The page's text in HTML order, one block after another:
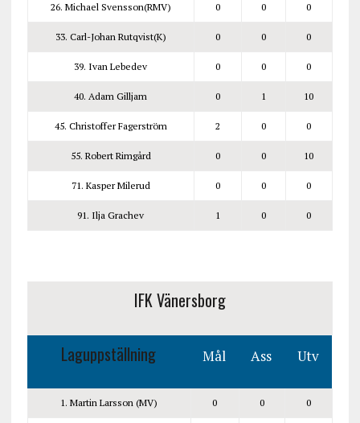
26. Michael Svensson(RMV) 0 0 0
33. Carl-Johan Rutqvist(K) 0 0 0
39. Ivan Lebedev 0 0 0
40. Adam Gilljam 0 1 10
45. Christoffer Fagerström 2 0 0
55. Robert Rimgård 0 0 10
71. Kasper Milerud 0 0 0
91. Ilja Grachev 1 0 0
IFK Vänersborg
Laguppställning Mål Ass Utv
1. Martin Larsson (MV) 0 0 0